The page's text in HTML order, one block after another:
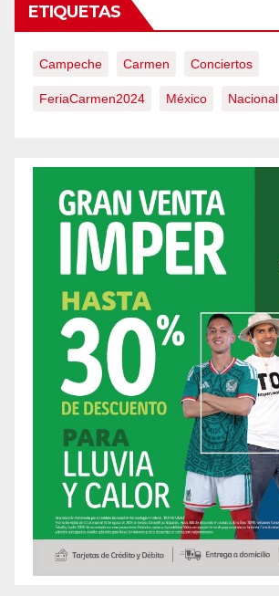
ETIQUETAS
Campeche Carmen Conciertos
FeriaCarmen2024 México Nacional